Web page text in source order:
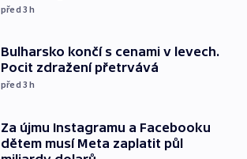
před 3h
Bulharsko končí s cenami v levech.
Pocit zdražení přetrvává
před 3h
Za újmu Instagramu a Facebooku
dětem musí Meta zaplatit půl